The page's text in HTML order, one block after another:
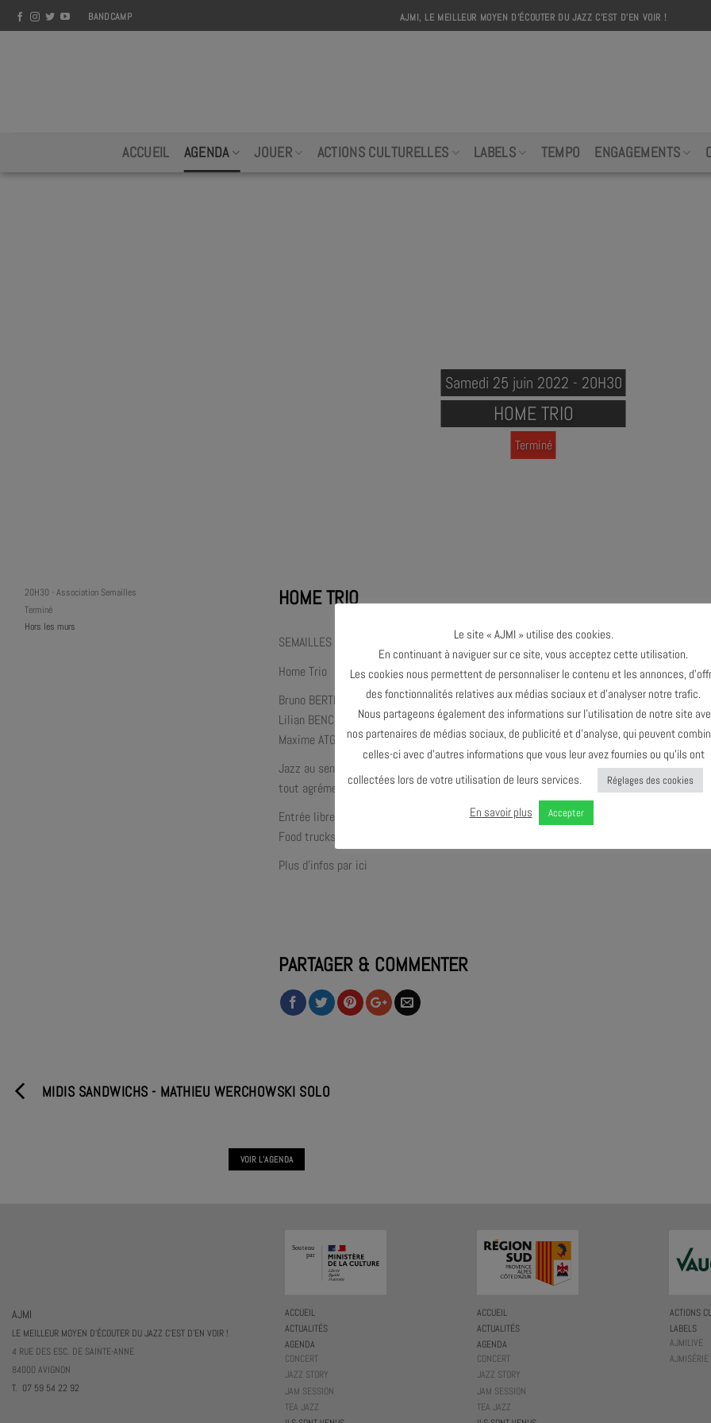
Skip
to
BANDCAMP AJMI, LE MEILLEUR MOYEN D'ÉCOUTER DU JAZZ C'EST D'EN VOIR !
ACCUEIL AGENDA JOUER ACTIONS CULTURELLES LABELS TEMPO ENGAGEMENTS
Samedi 25 juin 2022 - 20H30
HOME TRIO
Terminé
20H30 - Association Semailles
Terminé
Hors les murs
HOME TRIO
SEMAILLES FÊTE SES 25 ANS !
Home Trio
Bruno BERTRAND : batterie
Lilian BENCINI : basse électrique.
Maxime ATGER : sax alto
Jazz au sens le plus large du terme, la musique entraînante proposée par le HOME
tout agrémenté de compositions originales.
Entrée libre
Food trucks sur place.
Plus d’infos par ici
PARTAGER & COMMENTER
MIDIS SANDWICHS - MATHIEU WERCHOWSKI SOLO
VOIR L'AGENDA
AJMI
LE MEILLEUR MOYEN D'ÉCOUTER DU JAZZ C'EST D'EN VOIR !
4 RUE DES ESC. DE SAINTE-ANNE
84000 AVIGNON
T. 07 59 54 22 92
ACCUEIL
ACTUALITÉS
AGENDA
CONCERT
JAZZ STORY
JAM SESSION
TEA JAZZ
ACCUEIL
ACTUALITÉS
AGENDA
CONCERT
JAZZ STORY
JAM SESSION
TEA JAZZ
ACTIONS
LABELS
AJMILIVE
AJMISÉRIE
Le site « AJMI » utilise des cookies.
En continuant à naviguer sur ce site, vous acceptez cette utilisation.
Les cookies nous permettent de personnaliser le contenu et les annonces,
des fonctionnalités relatives aux médias sociaux et d’analyser notre trafic.
Nous partageons également des informations sur l’utilisation de notre site
nos partenaires de médias sociaux, de publicité et d’analyse, qui peuvent
celles-ci avec d’autres informations que vous leur avez fournies ou qu’ils ont
collectées lors de votre utilisation de leurs services.
Réglages des cookies
En savoir plus Accepter